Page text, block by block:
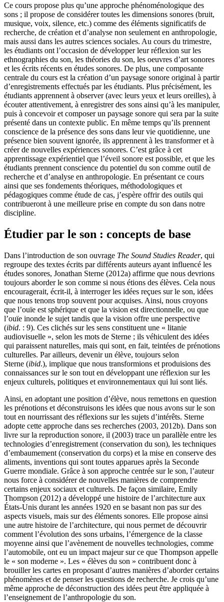
Ce cours propose plus qu’une approche phénoménologique des
sons ; il propose de considérer toutes les dimensions sonores (bruit,
musique, voix, silence, etc.) comme des éléments significatifs de
recherche, de création et d’analyse non seulement en anthropologie,
mais aussi dans les autres sciences sociales. Au cours du trimestre,
les étudiants ont l’occasion de développer leur réflexion sur les
ethnographies du son, les théories du son, les oeuvres d’art sonores
et les écrits récents en études sonores. De plus, une composante
centrale du cours est la création d’un paysage sonore original à partir
d’enregistrements effectués par les étudiants. Plus précisément, les
étudiants apprennent à observer (avec leurs yeux et leurs oreilles), à
écouter attentivement, à enregistrer des sons ainsi qu’à les manipuler,
puis à concevoir et composer un paysage sonore qui sera par la suite
présenté dans un contexte public. En même temps qu’ils prennent
conscience de la présence des sons dans leur vie quotidienne, une
présence bien souvent ignorée, ils apprennent à les transformer et à
créer de nouvelles expériences sonores. C’est grâce à cet
apprentissage expérientiel que l’éveil sonore est possible, et que les
étudiants prennent conscience du potentiel du son comme outil de
recherche et d’analyse en anthropologie. En présentant ce cours
ainsi que ses fondements théoriques, méthodologiques et
pédagogiques comme étude de cas, j’espère offrir des outils qui
contribueront à une meilleure prise en compte du son dans notre
discipline.
Étudier par le son : concepts de base
Dans l’introduction de son ouvrage The Sound Studies Reader, qui
regroupe des textes écrits par différents auteurs ayant influencé les
études sonores, Jonathan Sterne (2012a) affirme que nous devrions
toujours aborder le son comme si nous étions des élèves. Cela nous
encouragerait, écrit-il, à interroger les idées reçues sur le son, idées
que nous tenons trop souvent pour acquises. Ainsi, nous croyons
que l’ouïe est sphérique et que la vision est directionnelle, ou que
l’ouïe inonde le sujet tandis que la vision offre une perspective
(ibid. : 9). Ces clichés sur les sens constituent une « litanie
audiovisuelle », selon les mots de Sterne ; ils véhiculent des idées
qui paraissent naturelles, mais qui sont, en fait, teintées de prénotions
culturelles. Par ailleurs, devenir un élève, toujours selon
Sterne (ibid.), implique que nous transformions et produisions des
connaissances sur le son tout en développant une réflexion sur les
enjeux culturels, politiques et environnementaux qui lui sont liés.
Ainsi, en adoptant une position d’élève, nous remettons en question
les prénotions et déconstruisons les idées que nous avons sur le son
tout en nourrissant des réflexions sur les sujets d’intérêts. Sterne
adopte cette approche dans ses recherches (2003, 2012b). Dans son
livre sur la reproduction sonore, il (2003) trace un parallèle entre les
technologies d’enregistrement (conservation du son), les techniques
d’embaumement (conservation du corps) et la mise en conserve des
aliments, inventions qui sont toutes apparues après la Seconde
Guerre mondiale. Grâce à son approche centrée sur le son, l’auteur
nous force à considérer de nouvelles manières de comprendre
certains enjeux sociaux et culturels. De façon similaire, Emily
Thompson (2012) a développé une histoire de l’architecture aux
États-Unis durant les années 1920 en se basant non pas sur des
aspects visuels, mais sur des éléments sonores. Elle propose ainsi
une autre histoire de l’architecture, qui nous permet de découvrir
comment l’évolution des sons urbains, l’émergence de la classe
moyenne ainsi que l’avènement de nouvelles technologies, comme
l’automobile, ont eu un impact majeur sur ce que Thompson appelle
le « son moderne ». Les « élèves du son » contribuent donc à
brouiller les cartes en proposant d’autres manières d’aborder certains
phénomènes et de penser les questions de recherche. Je crois qu’une
même approche de déconstruction des idées peut être appliquée à
l’enseignement de l’anthropologie du son.